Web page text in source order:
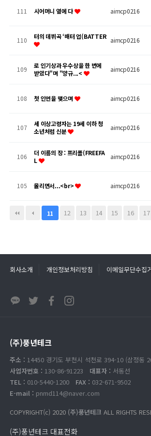
111 시어머니 옆에 다 aimcp0216
110 터의 데뷔곡 ‘배터 업(BATTER aimcp0216
109
로 인기상과 우수상을 한 번에
받았다"며 "양규...<
aimcp0216
108 첫 인연을 맺으며 aimcp0216
107
세 이상고령자는 19세 이하 청
소년처럼 신분
aimcp0216
106
더 이름의 장 : 프리폴(FREEFA
L
aimcp0216
105 올리면서...<br> aimcp0216
11 12 13 14 15 16 17
회사소개 개인정보처리방침 이메일무단수집
(주)풍년테크
주소 : 14450 경기도 부천시 석천로 394-10 (삼정동
사업자번호 : 130-86-91223 대표자 : 서동선
TEL : 010-5440-1200 FAX : 032-671-9502
E-mail : pnmd114@naver.com
COPYRIGHT(c) 2020 (주)풍년테크 ALL RIGHTS
(주)풍년테크 대표전화